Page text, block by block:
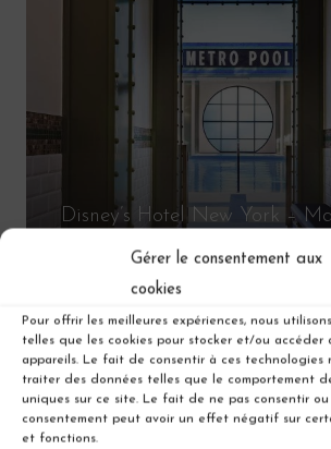
Gérer le consentement aux
cookies
Pour offrir les meilleures expériences, nous
telles que les cookies pour stocker et/ou accéder
appareils. Le fait de consentir à ces technologies
traiter des données telles que le comportement
uniques sur ce site. Le fait de ne pas consentir
consentement peut avoir un effet négatif sur
et fonctions.
Disney’s Hotel New York –